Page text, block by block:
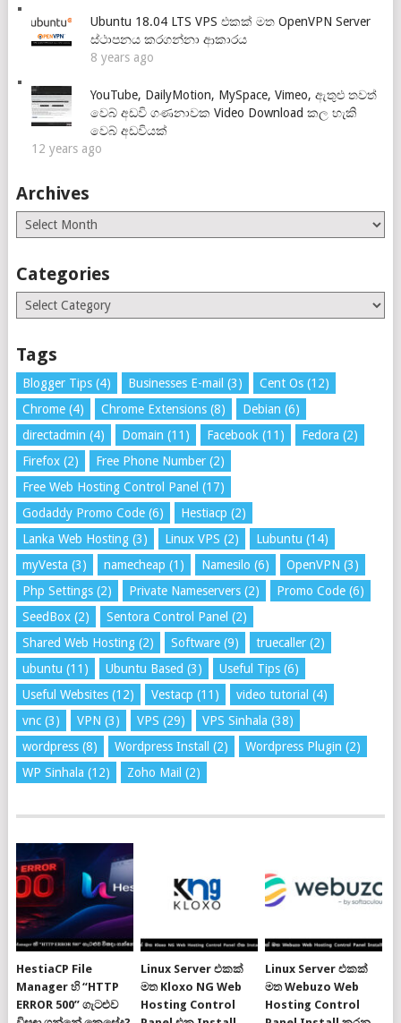
Ubuntu 18.04 LTS VPS එකක් මත OpenVPN Server
ස්ථාපනය කරගන්නා ආකාරය
8 years ago
YouTube, DailyMotion, MySpace, Vimeo, ඇතුළු තවත්
වෙබ් අඩවි ගණනාවක Video Download කල හැකි
වෙබ් අඩවියක්
12 years ago
Archives
Archives
Categories
Categories
Tags
Blogger Tips(4) Businesses E-mail (3) Cent Os(12)
Chrome(4) Chrome Extensions(8) Debian (6)
directadmin (4) Domain (11) Facebook (11) Fedora (2)
Firefox(2) Free Phone Number(2)
Free Web Hosting Control Panel (17)
Godaddy Promo Code(6) Hestiacp (2)
Lanka Web Hosting(3) Linux VPS (2) Lubuntu (14)
myVesta (3) namecheap (1) Namesilo (6) OpenVPN (3)
Php Settings(2) Private Nameservers(2) Promo Code(6)
SeedBox(2) Sentora Control Panel (2)
Shared Web Hosting(2) Software(9) truecaller(2)
ubuntu (11) Ubuntu Based (3) Useful Tips(6)
Useful Websites(12) Vestacp (11) video tutorial (4)
vnc(3) VPN (3) VPS (29) VPS Sinhala (38)
wordpress(8) Wordpress Install (2) Wordpress Plugin (2)
WP Sinhala (12) Zoho Mail (2)
HestiaCP File
Manager හි “HTTP
ERROR 500” ගැටළුව
Linux Server එකක්
මත Kloxo NG Web
Hosting Control
Linux Server එකක්
මත Webuzo Web
Hosting Control